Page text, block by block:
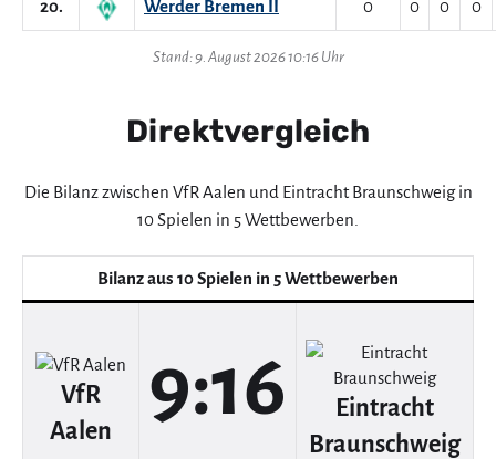
20. Werder Bremen II 0 0 0 0
Stand: 9. August 2026 10:16 Uhr
Direktvergleich
Die Bilanz zwischen VfR Aalen und Eintracht Braunschweig in
10 Spielen in 5 Wettbewerben.
Bilanz aus 10 Spielen in 5 Wettbewerben
VfR
Aalen
9:16
Eintracht
Braunschweig